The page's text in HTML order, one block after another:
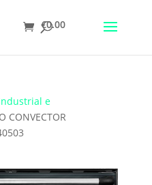
€0.00
e
CONVECTOR